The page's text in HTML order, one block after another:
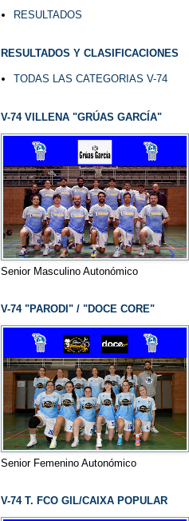
RESULTADOS
RESULTADOS Y CLASIFICACIONES
TODAS LAS CATEGORIAS V-74
V-74 VILLENA "GRÚAS GARCÍA"
Senior Masculino Autonómico
V-74 "PARODI" / "DOCE CORE"
Senior Femenino Autonómico
V-74 T. FCO GIL/CAIXA POPULAR